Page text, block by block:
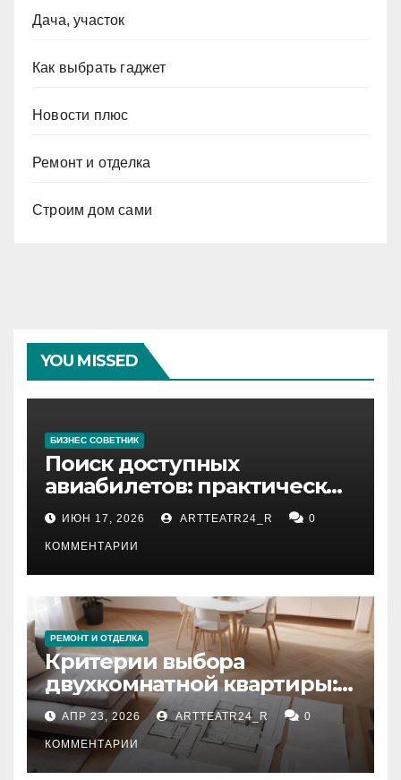
Дача, участок
Как выбрать гаджет
Новости плюс
Ремонт и отделка
Строим дом сами
YOU MISSED
БИЗНЕС СОВЕТНИК
Поиск доступных
авиабилетов: практические
рекомендации
ИЮН 17, 2026 ARTTEATR24_R 0
КОММЕНТАРИИ
РЕМОНТ И ОТДЕЛКА
Критерии выбора
двухкомнатной квартиры:
планировка, площадь,
состояние и документация
АПР 23, 2026 ARTTEATR24_R 0
КОММЕНТАРИИ